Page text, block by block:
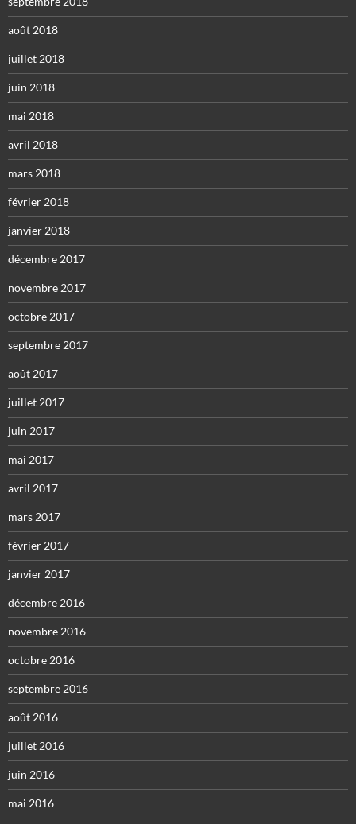
août 2018
juillet 2018
juin 2018
mai 2018
avril 2018
mars 2018
février 2018
janvier 2018
décembre 2017
novembre 2017
octobre 2017
septembre 2017
août 2017
juillet 2017
juin 2017
mai 2017
avril 2017
mars 2017
février 2017
janvier 2017
décembre 2016
novembre 2016
octobre 2016
septembre 2016
août 2016
juillet 2016
juin 2016
mai 2016